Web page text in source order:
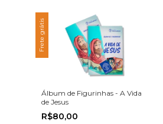
Frete grátis
Álbum de Figurinhas - A Vida
de Jesus
R$80,00